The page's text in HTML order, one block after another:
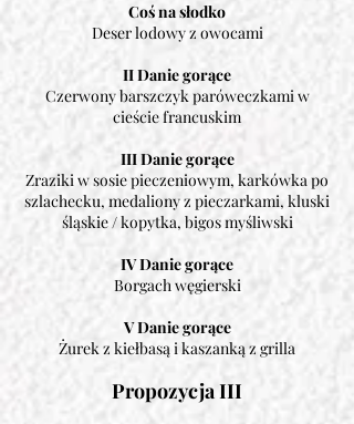
Coś na słodko
Deser lodowy z owocami
II Danie gorące
Czerwony barszczyk paróweczkami w
cieście francuskim
III Danie gorące
Zraziki w sosie pieczeniowym, karkówka po
szlachecku, medaliony z pieczarkami, kluski
śląskie / kopytka, bigos myśliwski
IV Danie gorące
Borgach węgierski
V Danie gorące
Żurek z kiełbasą i kaszanką z grilla
Propozycja III